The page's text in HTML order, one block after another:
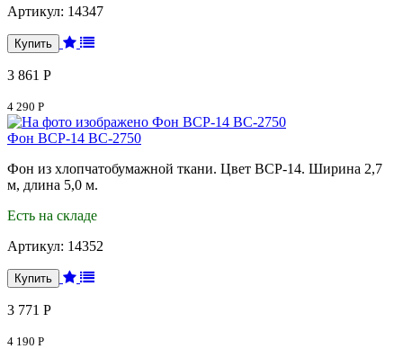
Артикул: 14347
3 861 Р
4 290 Р
Фон BCP-14 BC-2750
Фон из хлопчатобумажной ткани. Цвет BCP-14. Ширина 2,7
м, длина 5,0 м.
Есть на складе
Артикул: 14352
3 771 Р
4 190 Р